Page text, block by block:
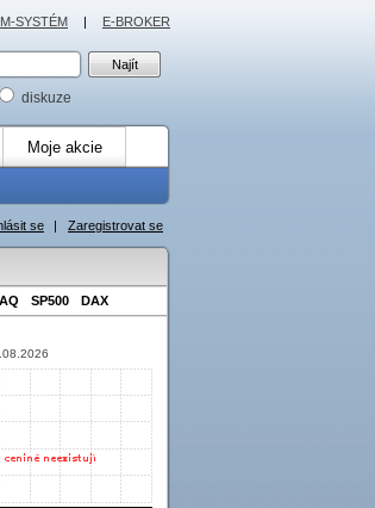
diskuze
Moje akcie
se | Zaregistrovat se
SP500 DAX
SYSTÉM | E-BROKER